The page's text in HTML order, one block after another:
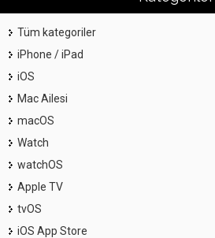
Tüm kategoriler
iPhone / iPad
iOS
Mac Ailesi
macOS
Watch
watchOS
Apple TV
tvOS
iOS App Store